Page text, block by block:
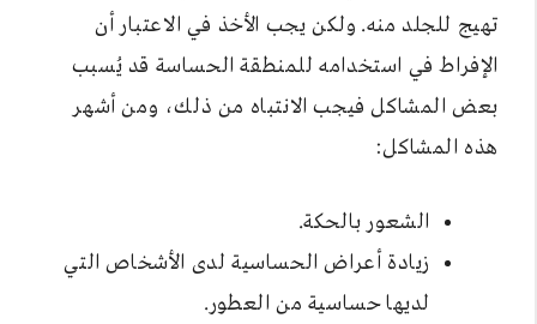
تهيج للجلد منه. ولكن يجب الأخذ في الاعتبار أن
الإفراط في استخدامه للمنطقة الحساسة قد يُسبب
بعض المشاكل فيجب الانتباه من ذلك، ومن أشهر
هذه المشاكل:
الشعور بالحكة.
زيادة أعراض الحساسية لدى الأشخاص التي
لديها حساسية من العطور.